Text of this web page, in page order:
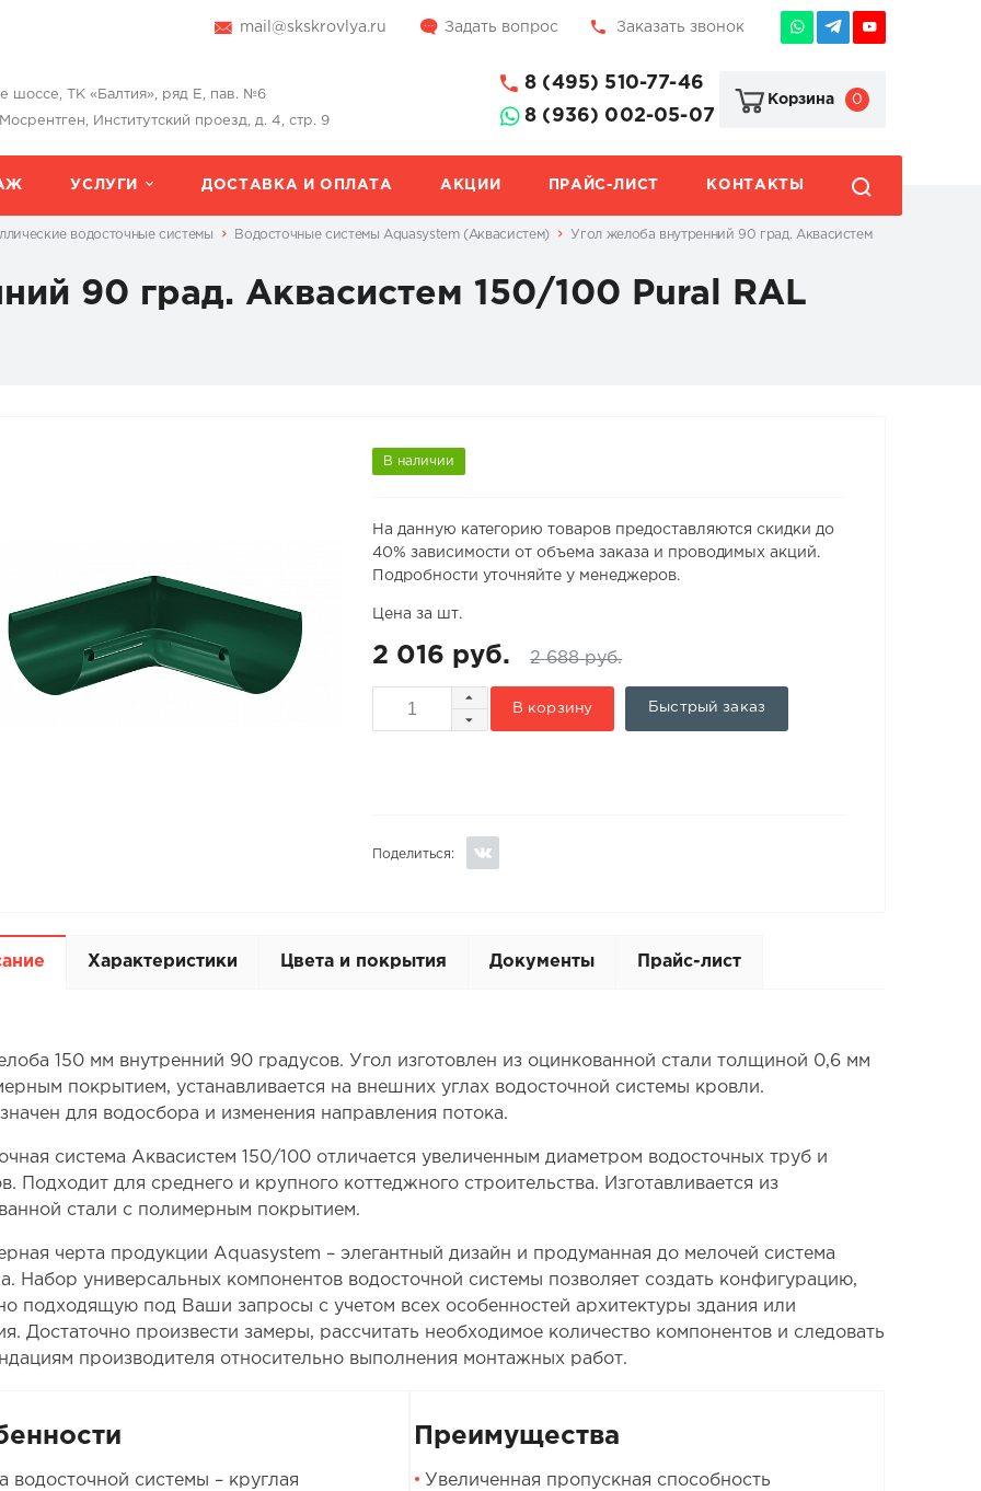
mail@skskrovlya.ru Задать вопрос Заказать звонок
шоссе, ТК «Балтия», ряд Е, пав. №6
Институтский проезд, д. 4, стр. 9
8 (495) 510-77-46
8 (936) 002-05-07
Корзина 0
УСЛУГИ ДОСТАВКА И ОПЛАТА АКЦИИ ПРАЙС-ЛИСТ КОНТАКТЫ
водосточные системы Водосточные системы Aquasystem (Аквасистем)
Угол желоба внутренний 90 град. Аквасистем
90 град. Аквасистем 150/100 Pural RAL
В наличии
На данную категорию товаров предоставляются скидки до
40% зависимости от объема заказа и проводимых акций.
Подробности уточняйте у менеджеров.
Цена за шт.
2 016 руб. 2 688 руб.
В корзину Быстрый заказ
Поделиться:
Характеристики Цвета и покрытия Документы Прайс-лист
150 мм внутренний 90 градусов. Угол изготовлен из оцинкованной стали толщиной 0,6 мм
покрытием, устанавливается на внешних углах водосточной системы кровли.
для водосбора и изменения направления потока.
система Аквасистем 150/100 отличается увеличенным диаметром водосточных труб и
Подходит для среднего и крупного коттеджного строительства. Изготавливается из
стали с полимерным покрытием.
черта продукции Aquasystem – элегантный дизайн и продуманная до мелочей система
Набор универсальных компонентов водосточной системы позволяет создать конфигурацию,
подходящую под Ваши запросы с учетом всех особенностей архитектуры здания или
Достаточно произвести замеры, рассчитать необходимое количество компонентов и следовать
производителя относительно выполнения монтажных работ.
водосточной системы – круглая
Преимущества
Увеличенная пропускная способность